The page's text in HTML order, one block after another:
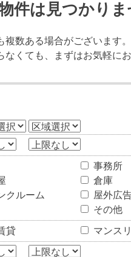
件は見つかり
数ある場合がございます。
くても、まずはお気軽に
事務所
倉庫
クルーム
屋外広
その他
貸
マンス